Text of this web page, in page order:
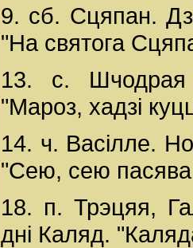
9. сб. Сцяпан.
"На святога
13. с. Шчодрая
"Мароз, хадзі
14. ч. Васілле.
"Сею, сею
18. п. Трэцяя,
дні Каляд.